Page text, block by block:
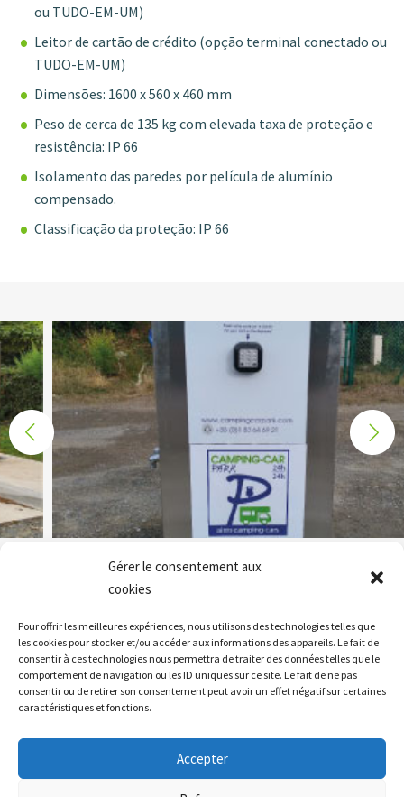
Gérer le consentement aux
cookies
Pour offrir les meilleures expériences, nous utilisons des technologies telles que
les cookies pour stocker et/ou accéder aux informations des appareils. Le fait de
consentir à ces technologies nous permettra de traiter des données telles que le
comportement de navigation ou les ID uniques sur ce site. Le fait de ne pas
consentir ou de retirer son consentement peut avoir un effet négatif sur certaines
caractéristiques et fonctions.
Accepter
ou TUDO-EM-UM)
Leitor de cartão de crédito (opção terminal conectado ou
TUDO-EM-UM)
Dimensões: 1600 x 560 x 460 mm
Peso de cerca de 135 kg com elevada taxa de proteção e
resistência: IP 66
Isolamento das paredes por película de alumínio
compensado.
Classificação da proteção: IP 66
Siga todasas nossas notícias